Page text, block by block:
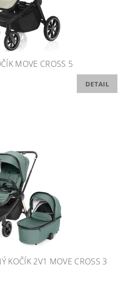
MOVE CROSS 5
DETAIL
KOČÍK 2V1 MOVE CROSS 3